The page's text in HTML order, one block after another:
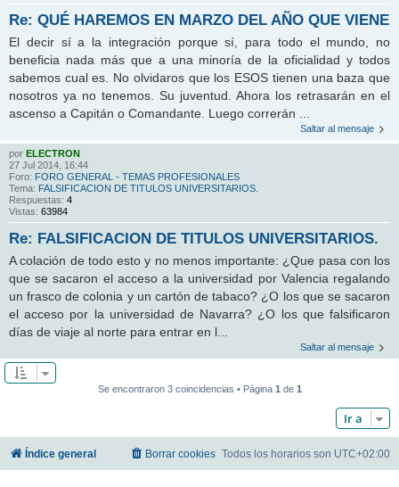
Re: QUÉ HAREMOS EN MARZO DEL AÑO QUE VIENE
El decir sí a la integración porque sí, para todo el mundo, no
beneficia nada más que a una minoría de la oficialidad y todos
sabemos cual es. No olvidaros que los ESOS tienen una baza que
nosotros ya no tenemos. Su juventud. Ahora los retrasarán en el
ascenso a Capitán o Comandante. Luego correrán ...
Saltar al mensaje
por ELECTRON
27 Jul 2014, 16:44
Foro: FORO GENERAL - TEMAS PROFESIONALES
Tema: FALSIFICACION DE TITULOS UNIVERSITARIOS.
Respuestas: 4
Vistas: 63984
Re: FALSIFICACION DE TITULOS UNIVERSITARIOS.
A colación de todo esto y no menos importante: ¿Que pasa con los
que se sacaron el acceso a la universidad por Valencia regalando
un frasco de colonia y un cartón de tabaco? ¿O los que se sacaron
el acceso por la universidad de Navarra? ¿O los que falsificaron
días de viaje al norte para entrar en l...
Saltar al mensaje
Se encontraron 3 coincidencias • Página 1 de 1
Ir a
Índice general Todos los horarios son UTC+02:00
Borrar cookies